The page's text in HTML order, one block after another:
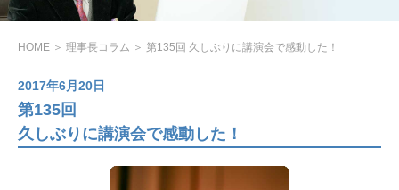
HOME ＞ 理事長コラム ＞ 第135回 久しぶりに講演会で感動した！
2017年6月20日
第135回
久しぶりに講演会で感動した！